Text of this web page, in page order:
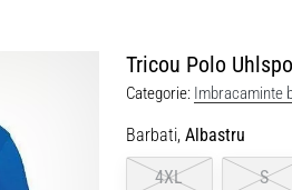
Tricou Polo
Categorie: Imbracaminte
Barbati, Albastru
4XL
S